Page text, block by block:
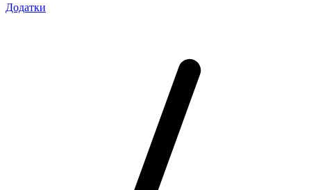
Додатки